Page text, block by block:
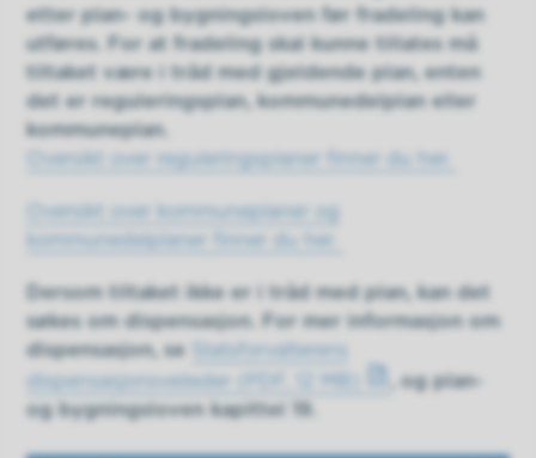
etter plan- og bygningsloven før fradeling kan
utføres. For at fradeling skal kunne tillates må
tiltaket være i tråd med gjeldende plan, enten
det er reguleringsplan, kommunedelplan eller
kommuneplan.
Oversikt over reguleringsplaner finner du her.
Oversikt over kommuneplaner og
kommunedelplaner finner du her.
Dersom tiltaket ikke er i tråd med plan, kan det
søkes om dispensasjon. For mer informasjon om
dispensasjon, se
Statsforvalterens
dispensasjonsveileder
(PDF, 12 MB)
, og plan-
og bygningsloven kapittel 19.